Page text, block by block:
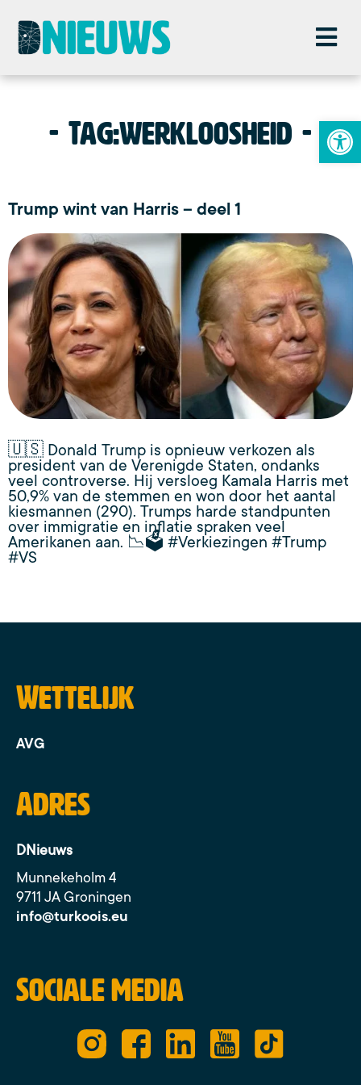
Tag:werkloosheid
Trump wint van Harris – deel 1
🇺🇸 Donald Trump is opnieuw verkozen als
president van de Verenigde Staten, ondanks
veel controverse. Hij versloeg Kamala Harris met
50,9% van de stemmen en won door het aantal
kiesmannen (290). Trumps harde standpunten
over immigratie en inflatie spraken veel
Amerikanen aan. 📉🗳️ #Verkiezingen #Trump
#VS
Wettelijk
AVG
Adres
DNieuws
Munnekeholm 4
9711 JA Groningen
info@turkoois.eu
Sociale media